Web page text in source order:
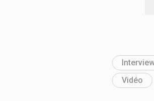
Vidéo